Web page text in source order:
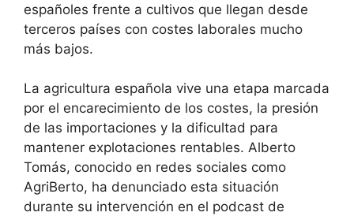
españoles frente a cultivos que llegan desde
terceros países con costes laborales mucho
más bajos.
La agricultura española vive una etapa marcada
por el encarecimiento de los costes, la presión
de las importaciones y la dificultad para
mantener explotaciones rentables. Alberto
Tomás, conocido en redes sociales como
AgriBerto, ha denunciado esta situación
durante su intervención en el podcast de